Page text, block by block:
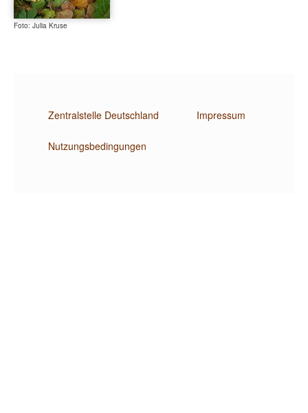
Foto: Julia Kruse
Zentralstelle Deutschland Impressum
Nutzungsbedingungen